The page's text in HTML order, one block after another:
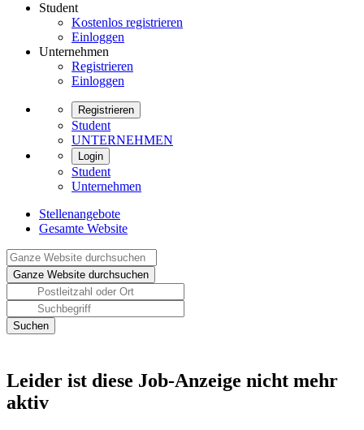
Student
Kostenlos registrieren
Einloggen
Unternehmen
Registrieren
Einloggen
Registrieren
Student
UNTERNEHMEN
Login
Student
Unternehmen
Stellenangebote
Gesamte Website
Leider ist diese Job-Anzeige nicht mehr
aktiv